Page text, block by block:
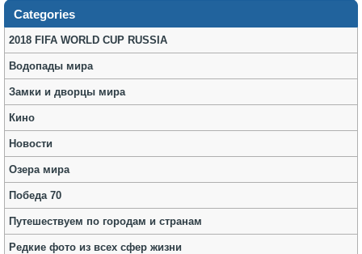
Categories
2018 FIFA WORLD CUP RUSSIA
Водопады мира
Замки и дворцы мира
Кино
Новости
Озера мира
Победа 70
Путешествуем по городам и странам
Редкие фото из всех сфер жизни